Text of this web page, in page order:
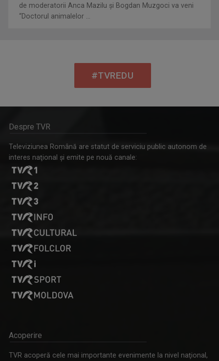
de moderatorii Anca Mazilu şi Bogdan Muzgoci va veni
“Doctorul animalelor ...
#TVREDU
Despre TVR
Televiziunea Română are statut de serviciu public autonom de
interes naţional şi emite pe nouă canale:
Acoperire
TVR acoperă cele mai importante evenimente la nivel naţional,